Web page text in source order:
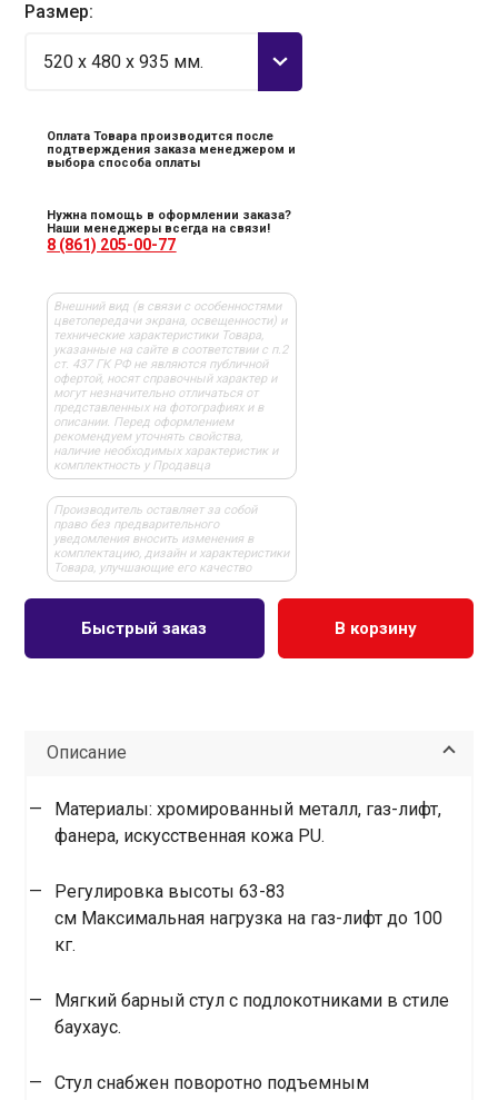
Размер:
520 x 480 x 935 мм.
Оплата Товара производится после
подтверждения заказа менеджером и
выбора способа оплаты
Нужна помощь в оформлении заказа?
Наши менеджеры всегда на связи!
8 (861) 205-00-77
Внешний вид (в связи с особенностями
цветопередачи экрана, освещенности) и
технические характеристики Товара,
указанные на сайте в соответствии с п.2
ст. 437 ГК РФ не являются публичной
офертой, носят справочный характер и
могут незначительно отличаться от
представленных на фотографиях и в
описании. Перед оформлением
рекомендуем уточнять свойства,
наличие необходимых характеристик и
комплектность у Продавца
Производитель оставляет за собой
право без предварительного
уведомления вносить изменения в
комплектацию, дизайн и характеристики
Товара, улучшающие его качество
В корзину
Быстрый заказ
Описание
Материалы: хромированный металл, газ-лифт,
фанера, искусственная кожа PU.
Регулировка высоты 63-83
см Максимальная нагрузка на газ-лифт до 100
кг.
Мягкий барный стул с подлокотниками в стиле
баухаус.
Стул снабжен поворотно подъемным